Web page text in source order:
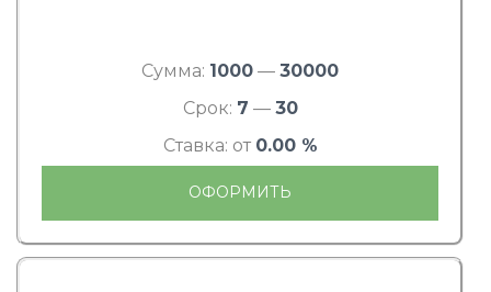
Сумма: 1000 — 30000
Срок: 7 — 30
Ставка: от 0.00 %
ОФОРМИТЬ